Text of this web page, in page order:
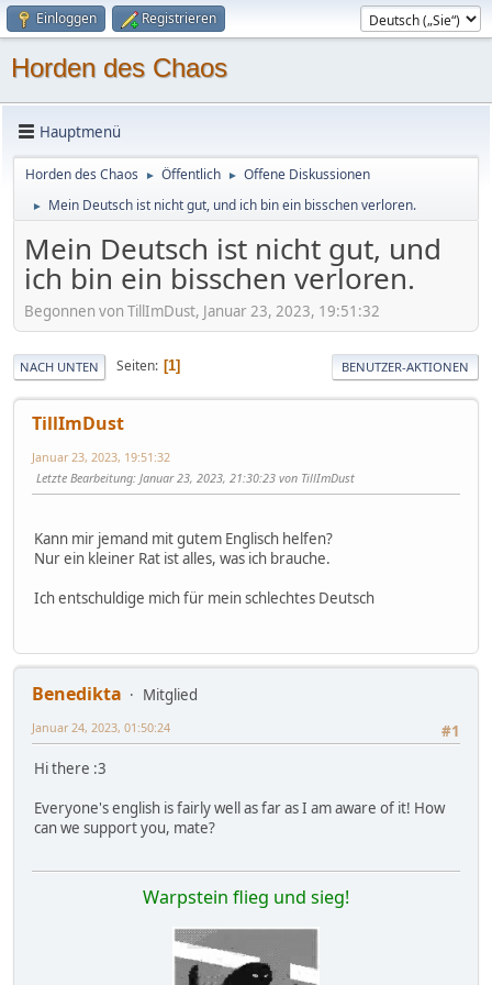
Einloggen Registrieren
Horden des Chaos
Hauptmenü
Horden des Chaos ► Öffentlich ► Offene Diskussionen
► Mein Deutsch ist nicht gut, und ich bin ein bisschen verloren.
Mein Deutsch ist nicht gut, und
ich bin ein bisschen verloren.
Begonnen von TillImDust, Januar 23, 2023, 19:51:32
NACH UNTEN Seiten 1 BENUTZER-AKTIONEN
TillImDust
Januar 23, 2023, 19:51:32
Letzte Bearbeitung: Januar 23, 2023, 21:30:23 von TillImDust
Kann mir jemand mit gutem Englisch helfen?
Nur ein kleiner Rat ist alles, was ich brauche.
Ich entschuldige mich für mein schlechtes Deutsch
Benedikta
Mitglied
#1
Januar 24, 2023, 01:50:24
Hi there :3
Everyone's english is fairly well as far as I am aware of it! How
can we support you, mate?
Warpstein flieg und sieg!